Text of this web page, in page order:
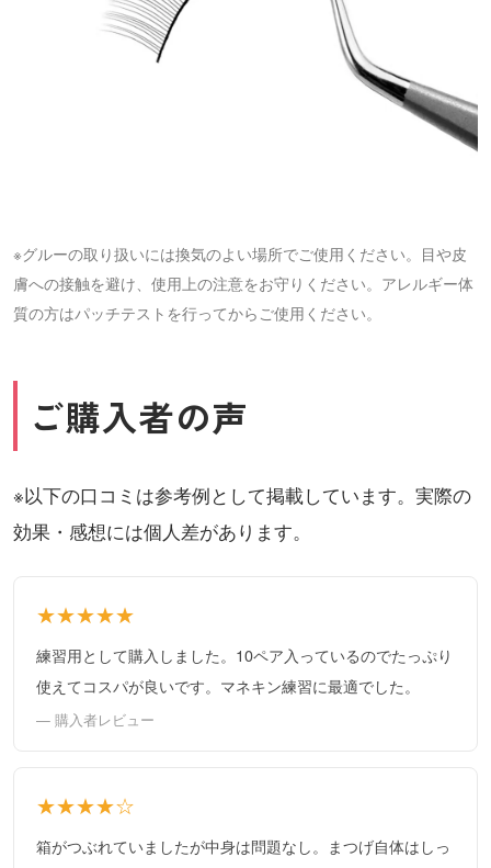
※グルーの取り扱いには換気のよい場所でご使用ください。目や皮
膚への接触を避け、使用上の注意をお守りください。アレルギー体
質の方はパッチテストを行ってからご使用ください。
ご購入者の声
※以下の口コミは参考例として掲載しています。実際の
効果・感想には個人差があります。
★★★★★
練習用として購入しました。10ペア入っているのでたっぷり
使えてコスパが良いです。マネキン練習に最適でした。
— 購入者レビュー
★★★★☆
箱がつぶれていましたが中身は問題なし。まつげ自体はしっ